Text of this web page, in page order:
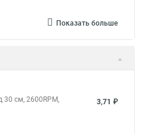
Показать больше
см, 2600RPM,
3,71 ₽